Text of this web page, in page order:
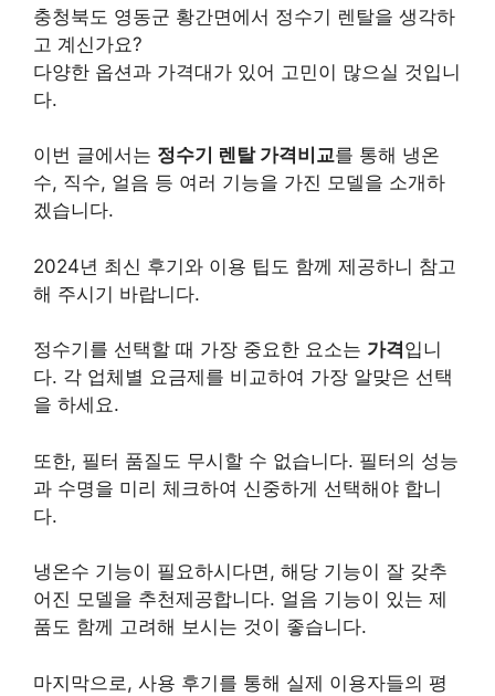
충청북도 영동군 황간면에서 정수기 렌탈을 생각하
고 계신가요?
다양한 옵션과 가격대가 있어 고민이 많으실 것입니
다.
이번 글에서는 정수기 렌탈 가격비교를 통해 냉온
수, 직수, 얼음 등 여러 기능을 가진 모델을 소개하
겠습니다.
2024년 최신 후기와 이용 팁도 함께 제공하니 참고
해 주시기 바랍니다.
정수기를 선택할 때 가장 중요한 요소는 가격입니
다. 각 업체별 요금제를 비교하여 가장 알맞은 선택
을 하세요.
또한, 필터 품질도 무시할 수 없습니다. 필터의 성능
과 수명을 미리 체크하여 신중하게 선택해야 합니
다.
냉온수 기능이 필요하시다면, 해당 기능이 잘 갖추
어진 모델을 추천제공합니다. 얼음 기능이 있는 제
품도 함께 고려해 보시는 것이 좋습니다.
마지막으로, 사용 후기를 통해 실제 이용자들의 평